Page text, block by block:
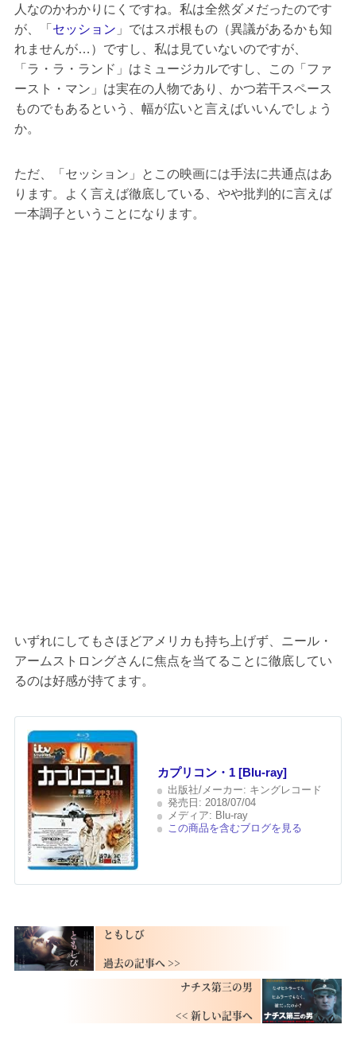
人なのかわかりにくですね。私は全然ダメだったのです
が、「 セッション 」ではスポ根もの（異議があるかも知
れませんが…）ですし、私は見ていないのですが、
「ラ・ラ・ランド」はミュージカルですし、この「ファ
ースト・マン」は実在の人物であり、かつ若干スペース
ものでもあるという、幅が広いと言えばいいんでしょう
か。
ただ、「セッション」とこの映画には手法に共通点はあ
ります。よく言えば徹底している、やや批判的に言えば
一本調子ということになります。
いずれにしてもさほどアメリカも持ち上げず、ニール・
アームストロングさんに焦点を当てることに徹底してい
るのは好感が持てます。
カプリコン・1 [Blu-ray]
出版社/メーカー: キングレコード
発売日: 2018/07/04
メディア: Blu-ray
この商品を含むブログを見る
ともしび
ナチス第三の男